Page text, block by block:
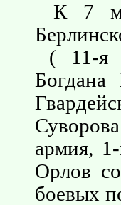
К 7
( 11-я
Богдана
армия,
Орлов
боевых